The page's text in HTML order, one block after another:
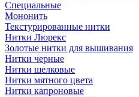
Специальные
Мононить
Текстурированные нитки
Нитки Люрекс
Золотые нитки для вышивания
Нитки черные
Нитки шелковые
Нитки мятного цвета
Нитки капроновые